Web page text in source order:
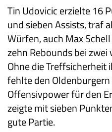
Tin Udovicic erzielte 16
und sieben Assists, traf
Würfen, auch Max
zehn Rebounds bei
Ohne die
fehlte den
Offensivpower für den
zeigte mit sieben
gute Partie.